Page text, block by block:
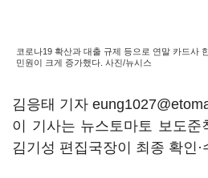
코로나19 확산과 대출 규제 등으로 연말 카드사
민원이 크게 증가했다. 사진/뉴시스
김응태 기자
이 기사는 뉴스토마토 보도
김기성 편집국장이 최종 확인·